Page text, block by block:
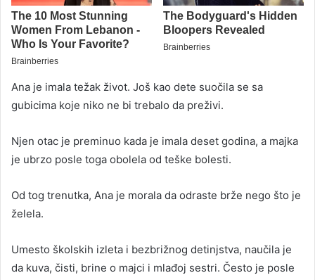
Ana je imala težak život. Još kao dete suočila se sa
gubicima koje niko ne bi trebalo da preživi.
Njen otac je preminuo kada je imala deset godina, a majka
je ubrzo posle toga obolela od teške bolesti.
Od tog trenutka, Ana je morala da odraste brže nego što je
želela.
Umesto školskih izleta i bezbrižnog detinjstva, naučila je
da kuva, čisti, brine o majci i mlađoj sestri. Često je posle